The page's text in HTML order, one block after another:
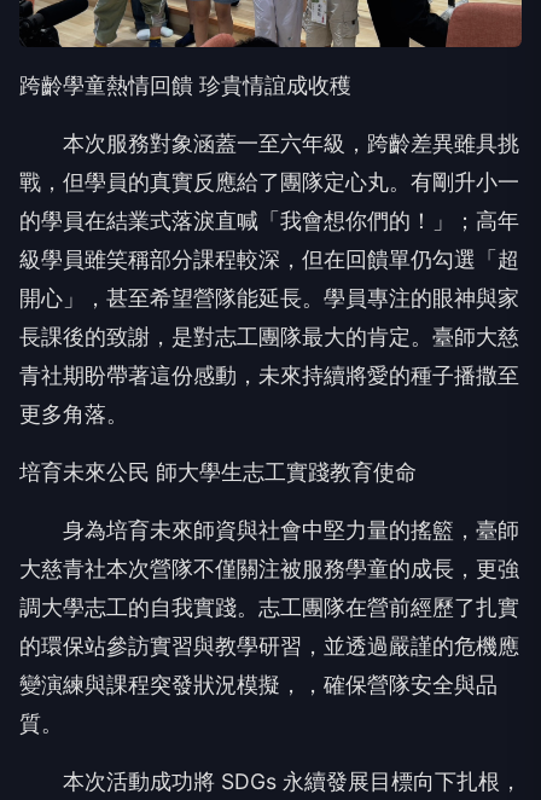
跨齡學童熱情回饋 珍貴情誼成收穫
本次服務對象涵蓋一至六年級，跨齡差異雖具挑
戰，但學員的真實反應給了團隊定心丸。有剛升小一
的學員在結業式落淚直喊「我會想你們的！」；高年
級學員雖笑稱部分課程較深，但在回饋單仍勾選「超
開心」，甚至希望營隊能延長。學員專注的眼神與家
長課後的致謝，是對志工團隊最大的肯定。臺師大慈
青社期盼帶著這份感動，未來持續將愛的種子播撒至
更多角落。
培育未來公民 師大學生志工實踐教育使命
身為培育未來師資與社會中堅力量的搖籃，臺師
大慈青社本次營隊不僅關注被服務學童的成長，更強
調大學志工的自我實踐。志工團隊在營前經歷了扎實
的環保站參訪實習與教學研習，並透過嚴謹的危機應
變演練與課程突發狀況模擬，，確保營隊安全與品
質。
本次活動成功將 SDGs 永續發展目標向下扎根，
讓學員在寓教於樂中建立對環境與社會的責任感。未